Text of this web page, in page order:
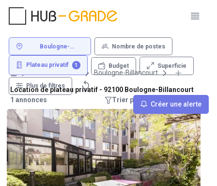
Boulogne-
Nombre de postes
Plateau privatif 1 Budget Superficie
Plus de filtres
Créer une alerte
Boulogne-Billancourt
Location de plateau privatif - 92100 Boulogne-Billancourt
1 annonces
Trier par : Recommandations